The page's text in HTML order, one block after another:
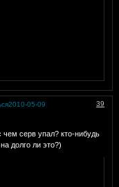
39
2010-05-09
чем серв упал? кто-нибудь
долго ли это?)